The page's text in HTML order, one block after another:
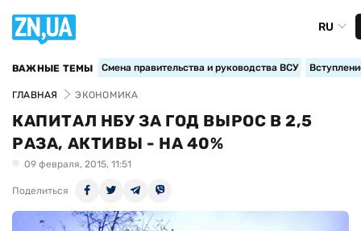
RU
ВАЖНЫЕ ТЕМЫ Смена правительства и руководства ВСУ
ГЛАВНАЯ ЭКОНОМИКА
КАПИТАЛ НБУ ЗА ГОД ВЫРОС В 2,5
РАЗА, АКТИВЫ - НА 40%
09 февраля, 2015, 11:51
Поделиться